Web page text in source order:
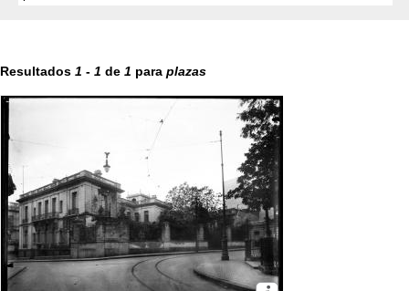
Resultados 1 - 1 de 1 para plazas